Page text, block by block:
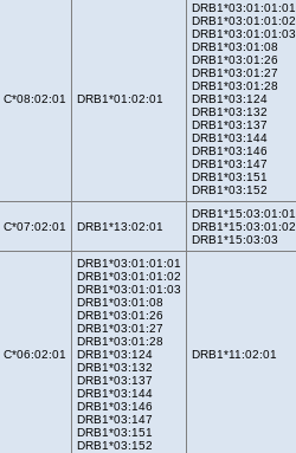
C*08:02:01 DRB1*01:02:01
DRB1*03:01:01:01
DRB1*03:01:01:02
DRB1*03:01:01:03
DRB1*03:01:08
DRB1*03:01:26
DRB1*03:01:27
DRB1*03:01:28
DRB1*03:124
DRB1*03:132
DRB1*03:137
DRB1*03:144
DRB1*03:146
DRB1*03:147
DRB1*03:151
DRB1*03:152
C*07:02:01 DRB1*13:02:01
DRB1*15:03:01:01
DRB1*15:03:01:02
DRB1*15:03:03
C*06:02:01
DRB1*03:01:01:01
DRB1*03:01:01:02
DRB1*03:01:01:03
DRB1*03:01:08
DRB1*03:01:26
DRB1*03:01:27
DRB1*03:01:28
DRB1*03:124
DRB1*03:132
DRB1*03:137
DRB1*03:144
DRB1*03:146
DRB1*03:147
DRB1*03:151
DRB1*03:152
DRB1*11:02:01